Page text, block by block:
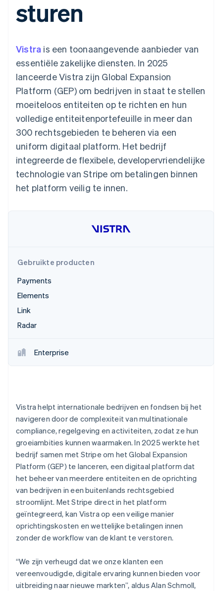
dan 125
Terminal
Boost
acceptatie
Link
Financial
Connections
rekeningen
Meer
Product roadmap
Ontdek wat er in het verschiet ligt
Oprichting van een start-up
Online identiteitsverificatie
Nu bekijken
Marktplaatsen
Geldbeheer
Platforms
Per branche
AI-bedrijven
Creator economy
Horeca, reizen en vrije
tijd
Media en entertainment
Non-profitorganisaties
Professionele
dienstverlening
Detailhandel
Partners
Facturatie naar gebruik
bieden
worden gedekt
Diensten voorzien en
beheren met agents
Bronnen
App-integraties
Developerblog
API-status
Productroadmap
Vacatures
Stripe Newsroom
Stripe Press
Contact
Neem contact op
Partner worden
sturen
Vistra is een toonaangevende aanbieder van
essentiële zakelijke diensten. In 2025
lanceerde Vistra zijn Global Expansion
Platform (GEP) om bedrijven in staat te stellen
moeiteloos entiteiten op te richten en hun
volledige entiteitenportefeuille in meer dan
300 rechtsgebieden te beheren via een
uniform digitaal platform. Het bedrijf
integreerde de flexibele, developervriendelijke
technologie van Stripe om betalingen binnen
het platform veilig te innen.
Gebruikte producten
Payments
Elements
Link
Radar
Enterprise
Vistra helpt internationale bedrijven en fondsen bij het
navigeren door de complexiteit van multinationale
compliance, regelgeving en activiteiten, zodat ze hun
groeiambities kunnen waarmaken. In 2025 werkte het
bedrijf samen met Stripe om het Global Expansion
Platform (GEP) te lanceren, een digitaal platform dat
het beheer van meerdere entiteiten en de oprichting
van bedrijven in een buitenlands rechtsgebied
stroomlijnt. Met Stripe direct in het platform
geïntegreerd, kan Vistra op een veilige manier
oprichtingskosten en wettelijke betalingen innen
zonder de workflow van de klant te verstoren.
“We zijn verheugd dat we onze klanten een
vereenvoudigde, digitale ervaring kunnen bieden voor
uitbreiding naar nieuwe markten”, aldus Alan Schmoll,